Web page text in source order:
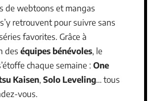
de webtoons et mangas
retrouvent pour suivre sans
favorites. Grâce à
des équipes bénévoles, le
chaque semaine : One
Kaisen, Solo Leveling… tous
vous.